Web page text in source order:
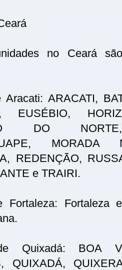
no Ceará
Aracati: ARACATI,
EUSÉBIO,
DO
MORADA
REDENÇÃO,
e TRAIRI.
Fortaleza: Fortaleza
Quixadá: BOA
QUIXADÁ,